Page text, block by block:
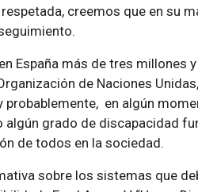
creemos que en su
España más de tres millones
de Naciones
probablemente, en algún
algún grado de discapacidad
de todos en la sociedad.
sobre los sistemas que